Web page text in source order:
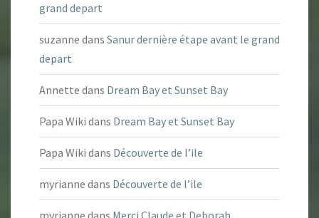
grand depart
suzanne dans Sanur dernière étape avant le grand
depart
Annette dans Dream Bay et Sunset Bay
Papa Wiki dans Dream Bay et Sunset Bay
Papa Wiki dans Découverte de l’ile
myrianne dans Découverte de l’ile